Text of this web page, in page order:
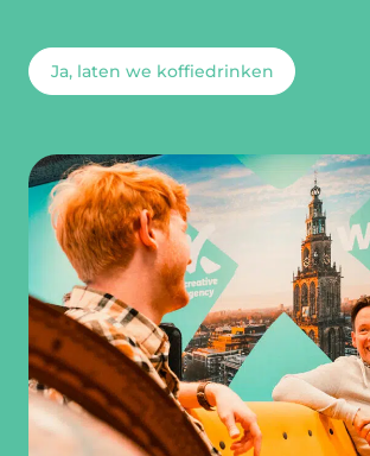
Ja, laten we koffiedrinken